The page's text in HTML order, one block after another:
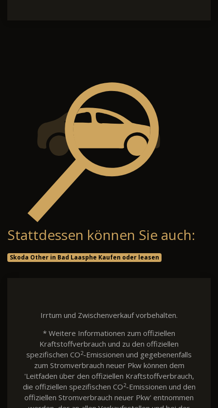
Stattdessen können Sie auch:
Skoda Other in Bad Laasphe Kaufen oder leasen
Irrtum und Zwischenverkauf vorbehalten.
* Weitere Informationen zum offiziellen
Kraftstoffverbrauch und zu den offiziellen
spezifischen CO2-Emissionen und gegebenenfalls
zum Stromverbrauch neuer Pkw können dem
'Leitfaden über den offiziellen Kraftstoffverbrauch,
die offiziellen spezifischen CO2-Emissionen und den
offiziellen Stromverbrauch neuer Pkw' entnommen